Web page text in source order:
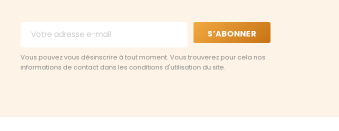
Vous pouvez vous désinscrire à tout moment. Vous trouverez pour cela nos
informations de contact dans les conditions d'utilisation du site.